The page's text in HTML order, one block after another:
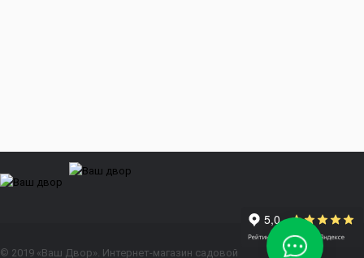
© 2019 «Ваш Двор». Интернет-магазин садовой